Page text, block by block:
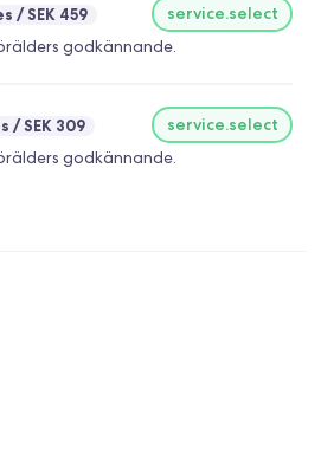
SEK 459
service.select
godkännande.
SEK 309
service.select
godkännande.